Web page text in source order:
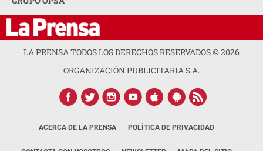
LA PRENSA TODOS LOS DERECHOS RESERVADOS ©2026
ORGANIZACIÓN PUBLICITARIA S.A.
ACERCA DE LA PRENSA POLÍTICA DE PRIVACIDAD